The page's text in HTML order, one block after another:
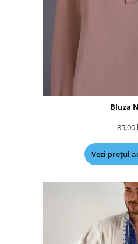
Bluza
85,00
Vezi prețul